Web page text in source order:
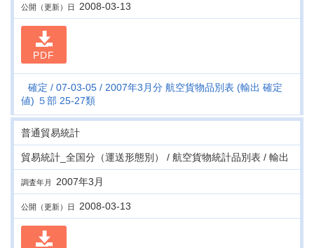
公開（更新）日 2008-03-13
PDF
確定 07-03-05
2007年3月分 航空貨物品別表 (輸出 確定
値) ５部 25-27類
普通貿易統計
貿易統計_全国分（運送形態別） / 航空貨物統計品別表 / 輸出
調査年月 2007年3月
公開（更新）日 2008-03-13